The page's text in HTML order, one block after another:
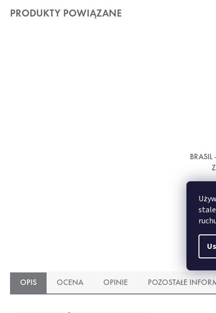
PRODUKTY POWIĄZANE
OPIS OCENA OPINIE POZOSTAŁE